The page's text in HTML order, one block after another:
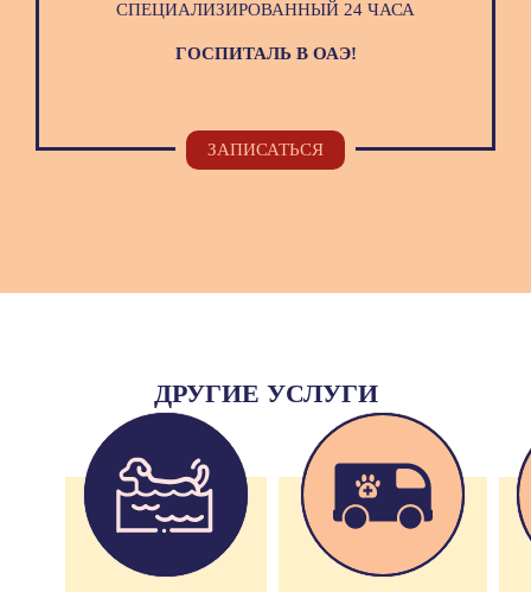
СПЕЦИАЛИЗИРОВАННЫЙ 24 ЧАСА
ГОСПИТАЛЬ В ОАЭ!
ЗАПИСАТЬСЯ
ДРУГИЕ УСЛУГИ